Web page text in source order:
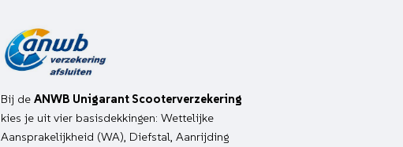
Bij de ANWB Unigarant Scooterverzekering
kies je uit vier basisdekkingen: Wettelijke
Aansprakelijkheid (WA), Diefstal, Aanrijding